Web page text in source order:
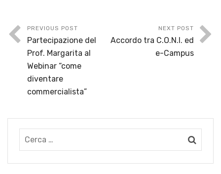
PREVIOUS POST
Partecipazione del
Prof. Margarita al
Webinar “come
diventare
commercialista”
NEXT POST
Accordo tra C.O.N.I. ed
e-Campus